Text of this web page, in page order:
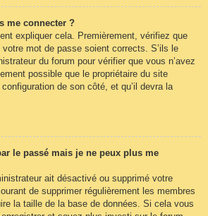
me connecter ?
expliquer cela. Premièrement, vérifiez que
votre mot de passe soient corrects. S’ils le
du forum pour vérifier que vous n’avez
possible que le propriétaire du site
de son côté, et qu’il devra la
le passé mais je ne peux plus me
ait désactivé ou supprimé votre
de supprimer régulièrement les membres
la taille de la base de données. Si cela vous